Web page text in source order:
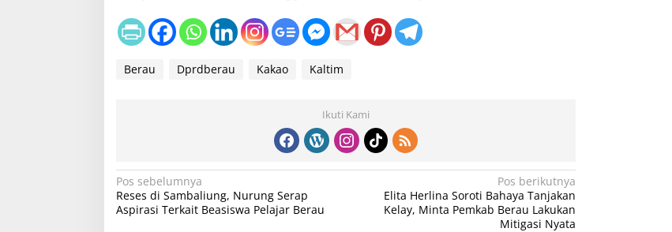
Berau Dprdberau Kakao Kaltim
Ikuti Kami
N
a
Pos sebelumnya
Reses di Sambaliung, Nurung Serap
Aspirasi Terkait Beasiswa Pelajar Berau
Pos berikutnya
Elita Herlina Soroti Bahaya Tanjakan
Kelay, Minta Pemkab Berau Lakukan
Mitigasi Nyata